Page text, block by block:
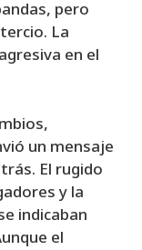
pero
La
en el
un mensaje
El rugido
y la
indicaban
el